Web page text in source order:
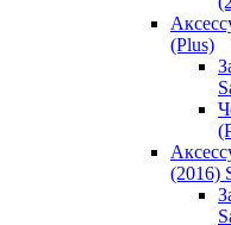
(Plus)
(2016)